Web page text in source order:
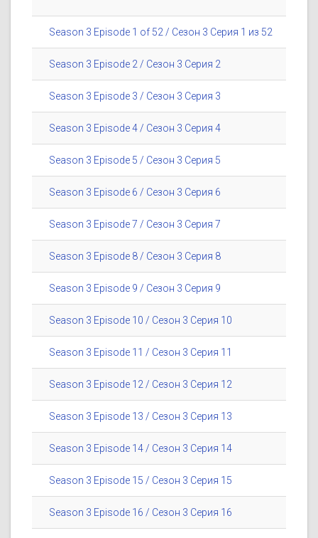
Season 3 Episode 1 of 52 / Сезон 3 Серия 1 из 52
Season 3 Episode 2 / Сезон 3 Серия 2
Season 3 Episode 3 / Сезон 3 Серия 3
Season 3 Episode 4 / Сезон 3 Серия 4
Season 3 Episode 5 / Сезон 3 Серия 5
Season 3 Episode 6 / Сезон 3 Серия 6
Season 3 Episode 7 / Сезон 3 Серия 7
Season 3 Episode 8 / Сезон 3 Серия 8
Season 3 Episode 9 / Сезон 3 Серия 9
Season 3 Episode 10 / Сезон 3 Серия 10
Season 3 Episode 11 / Сезон 3 Серия 11
Season 3 Episode 12 / Сезон 3 Серия 12
Season 3 Episode 13 / Сезон 3 Серия 13
Season 3 Episode 14 / Сезон 3 Серия 14
Season 3 Episode 15 / Сезон 3 Серия 15
Season 3 Episode 16 / Сезон 3 Серия 16